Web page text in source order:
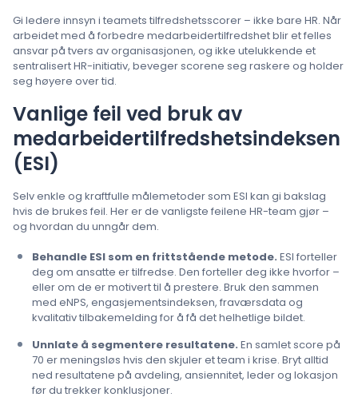
Gi ledere innsyn i teamets tilfredshetsscorer – ikke bare HR. Når
arbeidet med å forbedre medarbeidertilfredshet blir et felles
ansvar på tvers av organisasjonen, og ikke utelukkende et
sentralisert HR-initiativ, beveger scorene seg raskere og holder
seg høyere over tid.
Vanlige feil ved bruk av
medarbeidertilfredshetsindeksen
(ESI)
Selv enkle og kraftfulle målemetoder som ESI kan gi bakslag
hvis de brukes feil. Her er de vanligste feilene HR-team gjør –
og hvordan du unngår dem.
Behandle ESI som en frittstående metode. ESI forteller
deg om ansatte er tilfredse. Den forteller deg ikke hvorfor –
eller om de er motivert til å prestere. Bruk den sammen
med eNPS, engasjementsindeksen, fraværsdata og
kvalitativ tilbakemelding for å få det helhetlige bildet.
Unnlate å segmentere resultatene. En samlet score på
70 er meningsløs hvis den skjuler et team i krise. Bryt alltid
ned resultatene på avdeling, ansiennitet, leder og lokasjon
før du trekker konklusjoner.